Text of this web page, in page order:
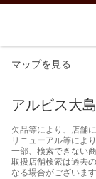
マップを見る
アルビス大
欠品等により、店舗
リニューアル等によ
一部、検索できない
取扱店舗検索は過去
なる場合がございます